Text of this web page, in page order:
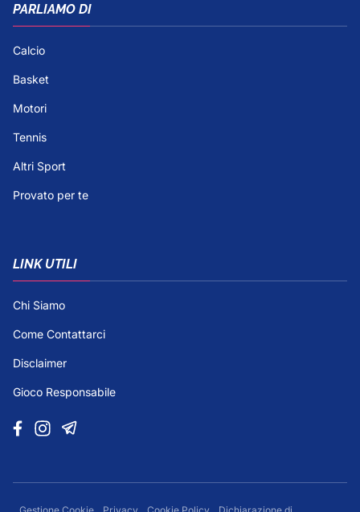
PARLIAMO DI
Calcio
Basket
Motori
Tennis
Altri Sport
Provato per te
LINK UTILI
Chi Siamo
Come Contattarci
Disclaimer
Gioco Responsabile